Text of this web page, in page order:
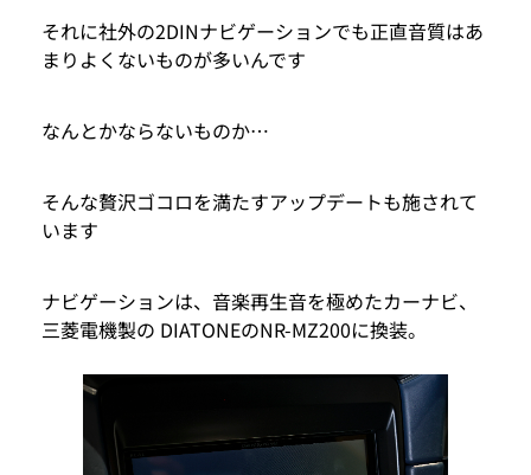
それに社外の2DINナビゲーションでも正直音質はあ
まりよくないものが多いんです
なんとかならないものか…
そんな贅沢ゴコロを満たすアップデートも施されて
います
ナビゲーションは、音楽再生音を極めたカーナビ、
三菱電機製の DIATONEのNR-MZ200に換装。